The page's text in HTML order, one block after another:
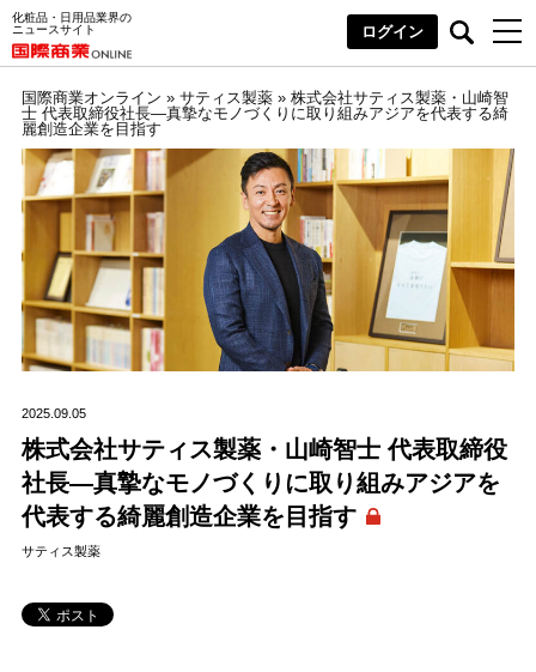
化粧品・日用品業界の
ニュースサイト
ログイン
国際商業オンライン » サティス製薬» 株式会社サティス製薬・山崎智
士 代表取締役社長―真摯なモノづくりに取り組みアジアを代表する綺
麗創造企業を目指す
2025.09.05
株式会社サティス製薬・山崎智士 代表取締役
社長―真摯なモノづくりに取り組みアジアを
代表する綺麗創造企業を目指す
サティス製薬